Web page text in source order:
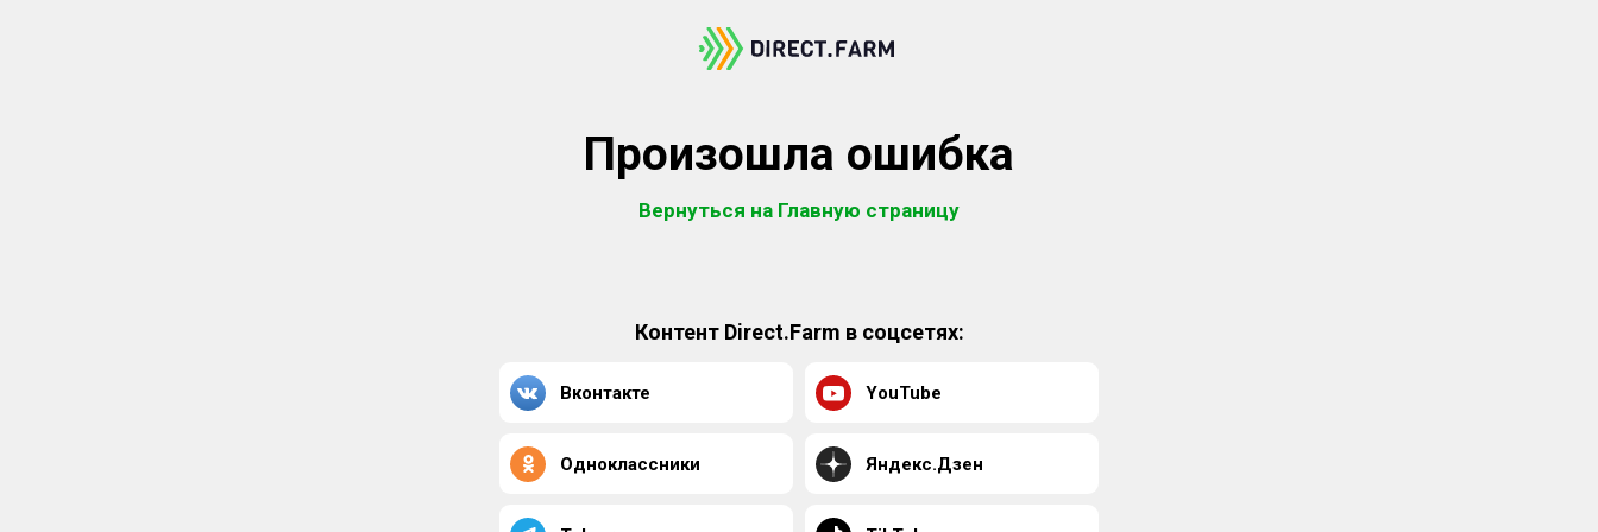
Произошла ошибка
Вернуться на Главную страницу
Контент Direct.Farm в соцсетях:
Вконтакте YouTube
Одноклассники Яндекс.Дзен